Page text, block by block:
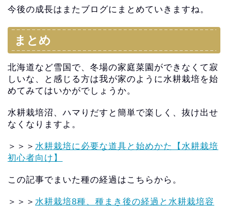
今後の成長はまたブログにまとめていきますね。
まとめ
北海道など雪国で、冬場の家庭菜園ができなくて寂
しいな、
と感じる方は我が家のように水耕栽培を始
めてみてはいかがでしょ うか。
水耕栽培沼、ハマりだすと簡単で楽しく、 抜け出せ
なくなりますよ。
＞＞＞ 水耕栽培に必要な道具と始めかた【水耕栽培
初心者向け】
この記事でまいた種の経過はこちらから。
＞＞＞ 水耕栽培8種、種まき後の経過と水耕栽培容